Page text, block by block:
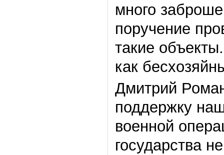
много
поручение
такие
как
Дмитрий
поддержку
военной
государства